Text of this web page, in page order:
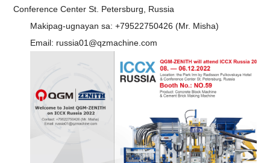
Conference Center St. Petersburg, Russia
Makipag-ugnayan sa: +79522750426 (Mr. Misha)
Email: russia01@qzmachine.com